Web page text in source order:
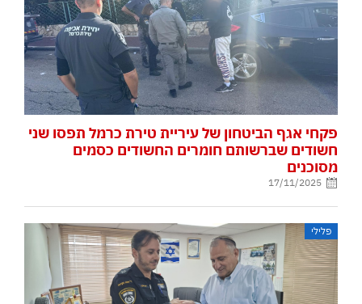
פקחי אגף הביטחון של עיריית טירת כרמל תפסו שני
חשודים שברשותם חומרים החשודים כסמים
מסוכנים
17/11/2025
פלילי